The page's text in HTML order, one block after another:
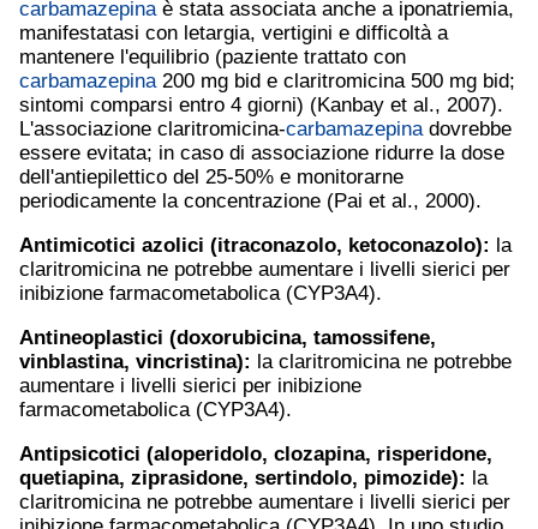
carbamazepinaè stata associata anche a iponatriemia,
manifestatasi con letargia, vertigini e difficoltà a
mantenere l'equilibrio (paziente trattato con
carbamazepina200 mg bid e claritromicina 500 mg bid;
sintomi comparsi entro 4 giorni) (Kanbay et al., 2007).
L'associazione claritromicina-carbamazepinadovrebbe
essere evitata; in caso di associazione ridurre la dose
dell'antiepilettico del 25-50% e monitorarne
periodicamente la concentrazione (Pai et al., 2000).
Antimicotici azolici (itraconazolo, ketoconazolo): la
claritromicina ne potrebbe aumentare i livelli sierici per
inibizione farmacometabolica (CYP3A4).
Antineoplastici (doxorubicina, tamossifene,
vinblastina, vincristina): la claritromicina ne potrebbe
aumentare i livelli sierici per inibizione
farmacometabolica (CYP3A4).
Antipsicotici (aloperidolo, clozapina, risperidone,
quetiapina, ziprasidone, sertindolo, pimozide): la
claritromicina ne potrebbe aumentare i livelli sierici per